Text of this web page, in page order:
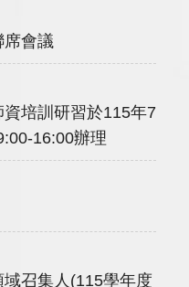
席會議
培訓研習於115年7
16:00辦理
召集人(115學年度